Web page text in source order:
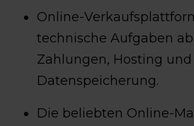
Online-
technische Aufgaben
Zahlungen, Hosting und
Datenspeicherung.
Die beliebten Online-